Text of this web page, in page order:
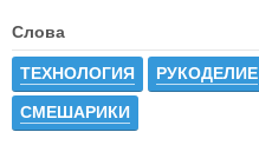
Слова
ТЕХНОЛОГИЯ РУКОДЕЛИЕ
СМЕШАРИКИ